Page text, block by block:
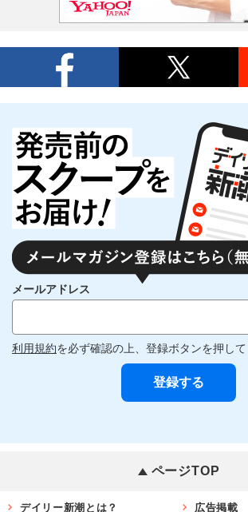
メールアドレス
利用規約を必ず確認の上、登録ボタンを押して
ページTOP
デイリー新潮とは？ 広告掲載